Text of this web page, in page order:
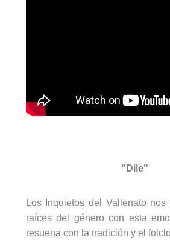
"Dile"
Los Inquietos del Vallenato
raíces del género con esta
resuena con la tradición y el